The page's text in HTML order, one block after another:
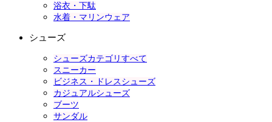
浴衣・下駄
水着・マリンウェア
シューズ
シューズカテゴリすべて
スニーカー
ビジネス・ドレスシューズ
カジュアルシューズ
ブーツ
サンダル